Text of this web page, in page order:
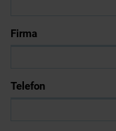
Firma
Telefon